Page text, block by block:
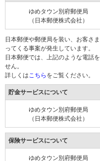
ゆめタウン別府郵便局
（日本郵便株式会社）
日本郵便や郵便局を装い、お客さ
ってくる事案が発生しています。
日本郵便では、上記のような電話
せん。
詳しくは こちらをご覧ください。
貯金サービスについて
ゆめタウン別府郵便局
（日本郵便株式会社）
保険サービスについて
ゆめタウン別府郵便局